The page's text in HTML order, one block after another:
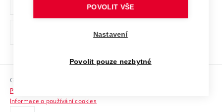
Ochrana osobních údajů
odkaz)
Sociální bezpečí
HR Award
Copyright © 2026 VUT
Prohlášení o přístupnosti
Informace o používání cookies
POVOLIT VŠE
Nastavení
Povolit pouze nezbytné